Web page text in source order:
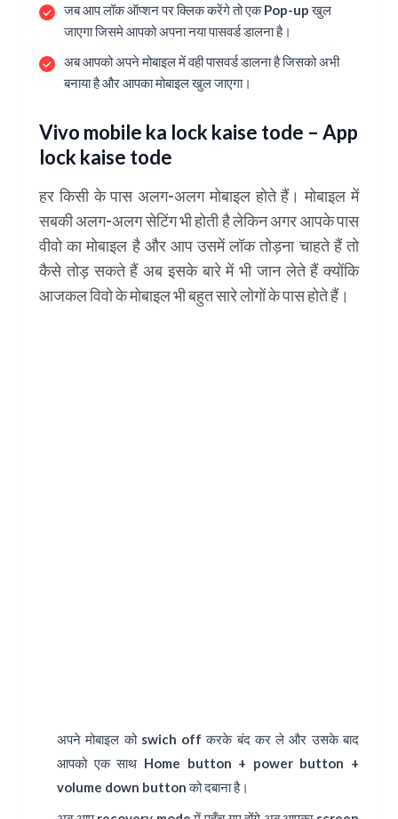
जब आप लॉक ऑप्शन पर क्लिक करेंगे तो एक Pop-up खुल
जाएगा जिसमे आपको अपना नया पासवर्ड डालना है।
अब आपको अपने मोबाइल में वही पासवर्ड डालना है जिसको अभी
बनाया है और आपका मोबाइल खुल जाएगा।
Vivo mobile ka lock kaise tode – App
lock kaise tode
हर किसी के पास अलग-अलग मोबाइल होते हैं। मोबाइल में
सबकी अलग-अलग सेटिंग भी होती है लेकिन अगर आपके पास
वीवो का मोबाइल है और आप उसमें लॉक तोड़ना चाहते हैं तो
कैसे तोड़ सकते हैं अब इसके बारे में भी जान लेते हैं क्योंकि
आजकल विवो के मोबाइल भी बहुत सारे लोगों के पास होते हैं।
अपने मोबाइल को swich off करके बंद कर ले और उसके बाद
आपको एक साथ Home button + power button +
volume down button को दबाना है।